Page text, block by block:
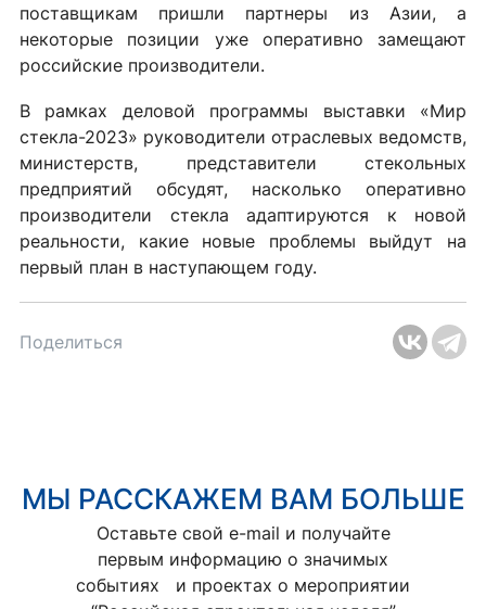
поставщикам пришли партнеры из Азии, а
некоторые позиции уже оперативно замещают
российские производители.
В рамках деловой программы выставки «Мир
стекла-2023» руководители отраслевых ведомств,
министерств, представители стекольных
предприятий обсудят, насколько оперативно
производители стекла адаптируются к новой
реальности, какие новые проблемы выйдут на
первый план в наступающем году.
Поделиться
МЫ РАССКАЖЕМ ВАМ БОЛЬШЕ
Оставьте свой e-mail и получайте
первым информацию о значимых
событиях и проектах о мероприятии